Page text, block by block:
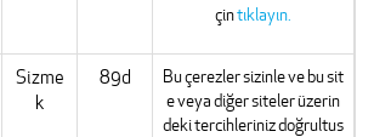
çintıklayın.
Sizme
k
89d
Bu çerezler sizinle ve bu sit
e veya diğer siteler üzerin
deki tercihleriniz doğrultus